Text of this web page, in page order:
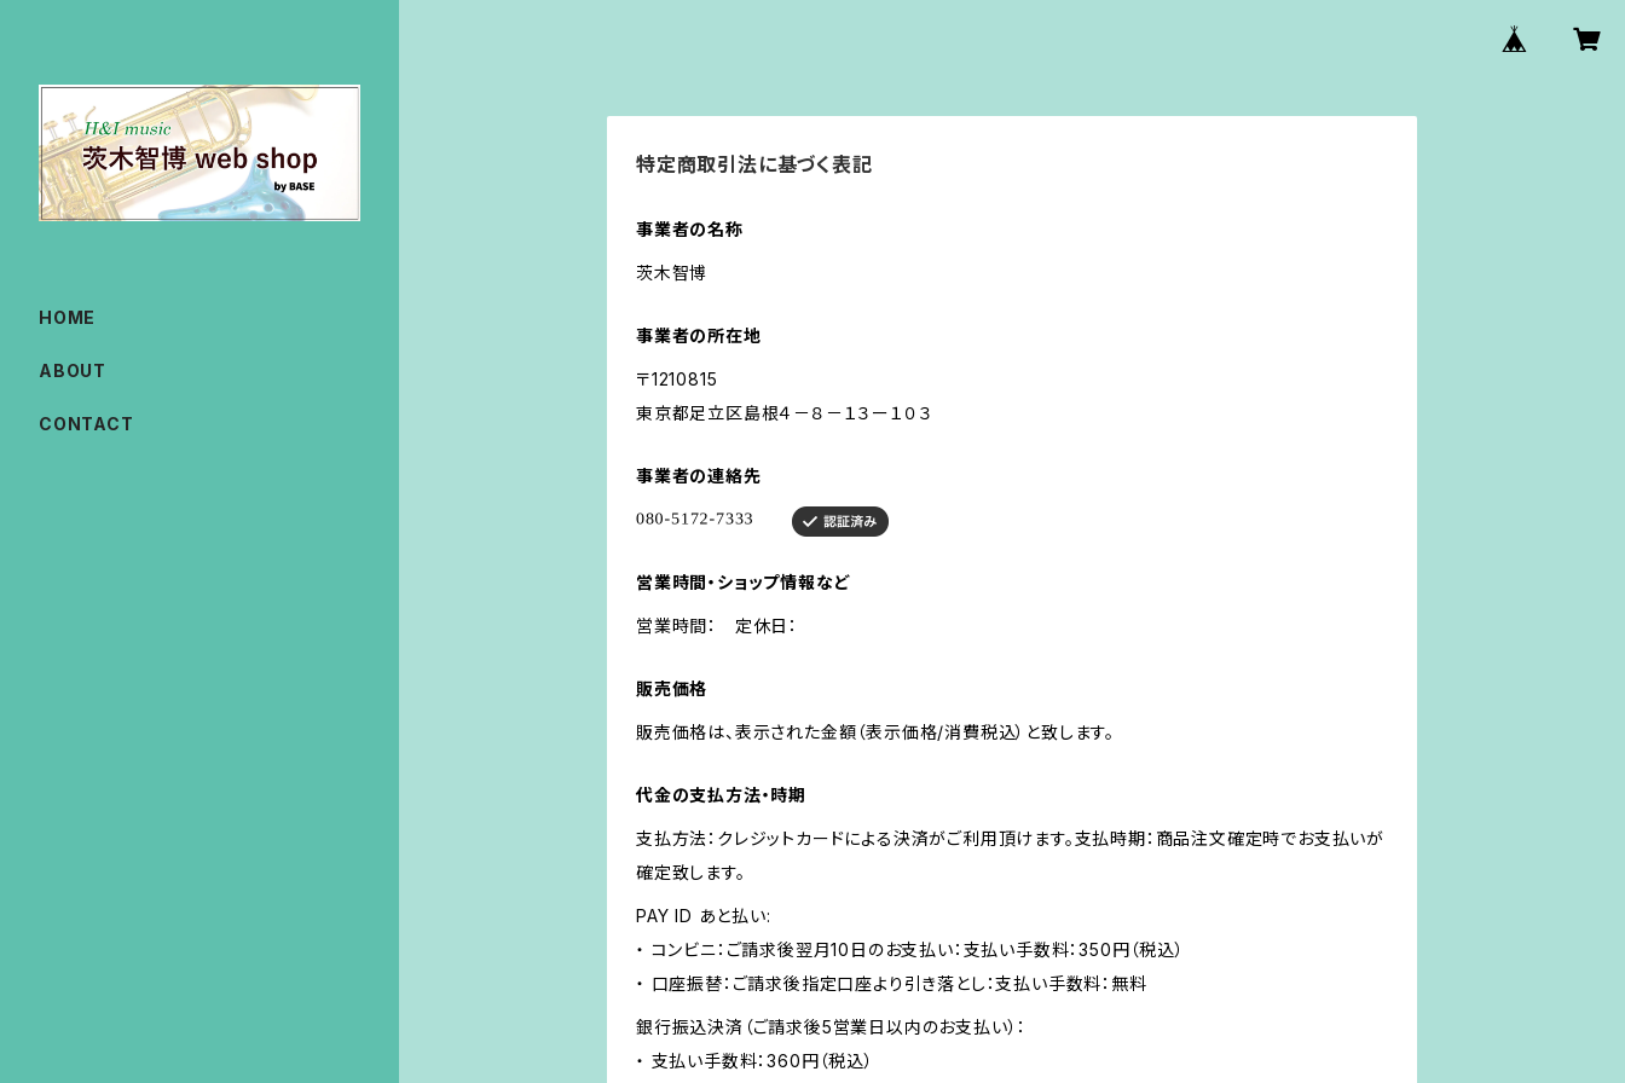
特定商取引法に基づく表記
事業者の名称
茨木智博
事業者の所在地
〒1210815
東京都足立区島根４－８－１３ー１０３
事業者の連絡先
営業時間・ショップ情報など
営業時間： 定休日：
販売価格
販売価格は、表示された金額（表示価格/消費税込）と致します。
代金の支払方法・時期
支払方法：クレジットカードによる決済がご利用頂けます。支払時期：商品注文確定時でお支払いが
確定致します。
PAY ID あと払い:
・ コンビニ：ご請求後翌月10日のお支払い：支払い手数料：350円（税込）
・ 口座振替：ご請求後指定口座より引き落とし：支払い手数料：無料
銀行振込決済（ご請求後5営業日以内のお支払い）：
・ 支払い手数料：360円（税込）
HOME
ABOUT
CONTACT